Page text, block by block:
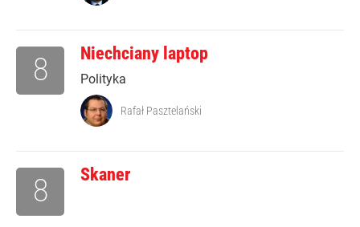
Niechciany laptop
Polityka
8
Rafał Pasztelański
Skaner
8